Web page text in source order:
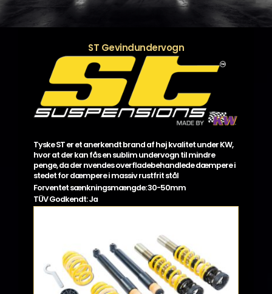
ST Gevindundervogn
Tyske ST er et anerkendt brand af høj kvalitet under KW,
hvor at der kan fås en sublim undervogn til mindre
penge, da der nvendes overfladebehandlede dæmpere i
stedet for dæmpere i massiv rustfrit stål
Forventet sænkningsmængde: 30-50mm
TÜV Godkendt: Ja